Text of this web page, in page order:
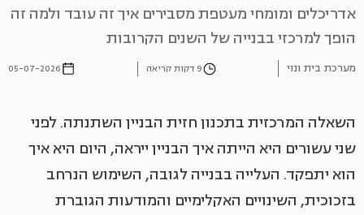
אדריכלים ומומחי מעטפת מסבירים איך זה עובד ולמה זה
הופך למרכזי בבנייה של השנים הקרובות
מערכת בית ונוי 9 דקות קריאה 05-07-2026
השאלה המרכזית בתכנון חזית הבניין השתנתה. לפני
שני עשורים היא הייתה איך הבניין ייראה, היום היא איך
הוא יתפקד. העלייה בבנייה לגובה, השימוש הנרחב
בזכוכית, השינויים האקלימיים והמודעות הגוברת